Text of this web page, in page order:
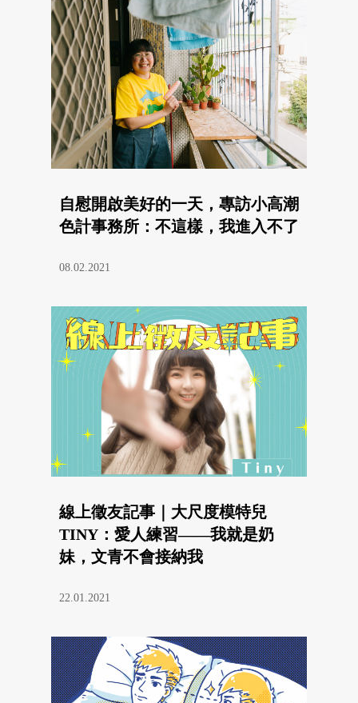
自慰開啟美好的一天，專訪小高潮
色計事務所：不這樣，我進入不了
08.02.2021
線上徵友記事｜大尺度模特兒
TINY：愛人練習——我就是奶
妹，文青不會接納我
22.01.2021